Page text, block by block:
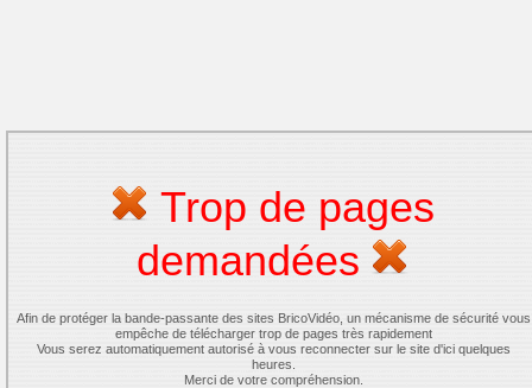
Trop de pages
demandées
Afin de protéger la bande-passante des sites BricoVidéo, un mécanisme de sécurité vous
empêche de télécharger trop de pages très rapidement
Vous serez automatiquement autorisé à vous reconnecter sur le site d'ici quelques
heures.
Merci de votre compréhension.